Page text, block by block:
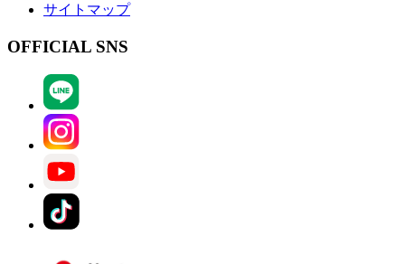
サイトマップ
OFFICIAL SNS